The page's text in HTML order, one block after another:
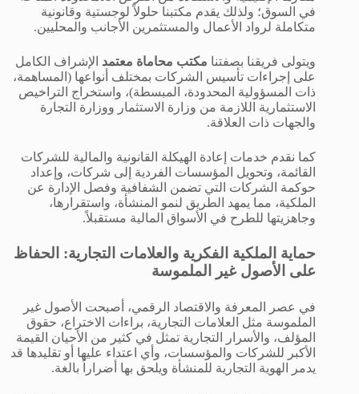
في السوق؛ ولذلك يقدم مكتبنا حلولاً لوجستية وقانونية
متكاملة لرواد الأعمال والمستثمرين الأجانب والمحليين.
ويتولى فريقنا بصفتنا مكتب محاماة معتمد الإشراف الكامل
على إجراءات تأسيس الشركات بمختلف أنواعها (المساهمة،
ذات المسؤولية المحدودة، المبسطة)، واستخراج التراخيص
الاستثمارية اللازمة من وزارة الاستثمار ووزارة التجارة
والجهات ذات العلاقة.
كما نقدم خدمات إعادة الهيكلة القانونية والمالية للشركات
القائمة، وتحويل المؤسسات الفردية إلى شركات، وإعداد
حوكمة الشركات التي تضمن الشفافية وفصل الإدارة عن
الملكية، مما يمهد الطريق لنمو المنشأة، واستقرارها،
وجاهزيتها للطرح في الأسواق المالية مستقبلاً.
حماية الملكية الفكرية والعلامات التجارية: الحفاظ
على الأصول غير الملموسة
في عصر المعرفة والاقتصاد الرقمي، أصبحت الأصول غير
الملموسة مثل العلامات التجارية، براءات الاختراع، حقوق
المؤلف، والأسرار التجارية تمثل في كثير من الأحيان القيمة
الأكبر للشركات والمؤسسات، وأي اعتداء عليها أو تقليدها قد
يدمر الهوية التجارية للمنشأة ويلحق بها أضراراً بالغة.